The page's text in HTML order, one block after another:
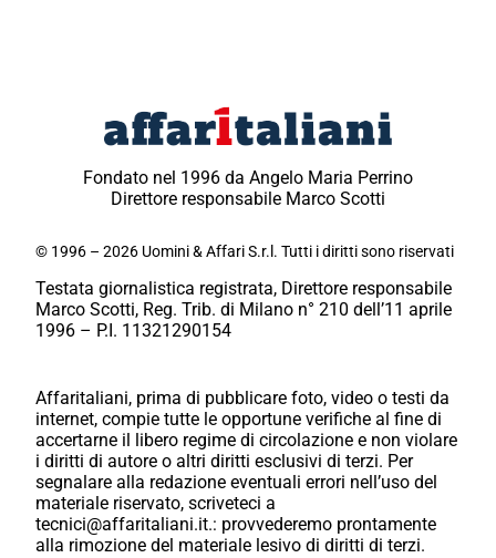
Fondato nel 1996 da Angelo Maria Perrino
Direttore responsabile Marco Scotti
© 1996 – 2026 Uomini & Affari S.r.l. Tutti i diritti sono riservati
Testata giornalistica registrata, Direttore responsabile
Marco Scotti, Reg. Trib. di Milano n° 210 dell’11 aprile
1996 – P.I. 11321290154
Affaritaliani, prima di pubblicare foto, video o testi da
internet, compie tutte le opportune verifiche al fine di
accertarne il libero regime di circolazione e non violare
i diritti di autore o altri diritti esclusivi di terzi. Per
segnalare alla redazione eventuali errori nell’uso del
materiale riservato, scriveteci a
tecnici@affaritaliani.it.: provvederemo prontamente
alla rimozione del materiale lesivo di diritti di terzi.